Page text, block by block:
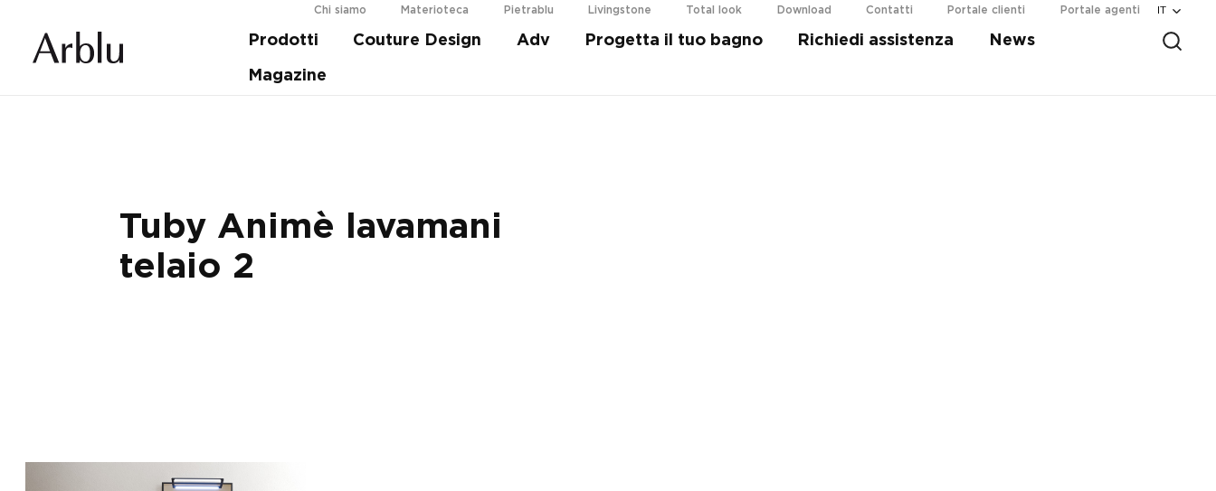
IT
Chi siamo Materioteca Pietrablu Livingstone Total look Download Contatti Portale clienti Portale agenti
Prodotti Couture Design Adv Progetta il tuo bagno Richiedi assistenza News
Magazine
Guida alla scelta della tua doccia.
Tuby Animè lavamani
telaio 2